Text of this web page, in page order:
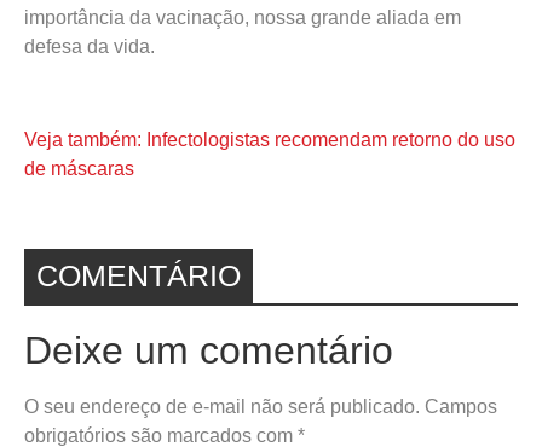
importância da vacinação, nossa grande aliada em
defesa da vida.
Veja também: Infectologistas recomendam retorno do uso
de máscaras
COMENTÁRIO
Deixe um comentário
O seu endereço de e-mail não será publicado. Campos
obrigatórios são marcados com *